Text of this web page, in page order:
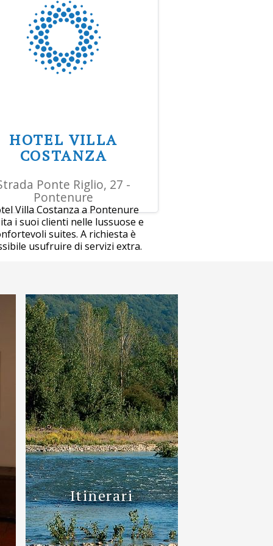
HOTEL VILLA
COSTANZA
Ponte Riglio, 27 -
Pontenure
Villa Costanza a Pontenure
i suoi clienti nelle lussuose e
suites. A richiesta è
usufruire di servizi extra.
Continua
Itinerari